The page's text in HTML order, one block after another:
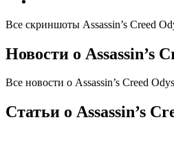
Все скриншоты Assassin’s Creed
Новости о Assassin’s
Все новости о Assassin’s Creed
Статьи о Assassin’s